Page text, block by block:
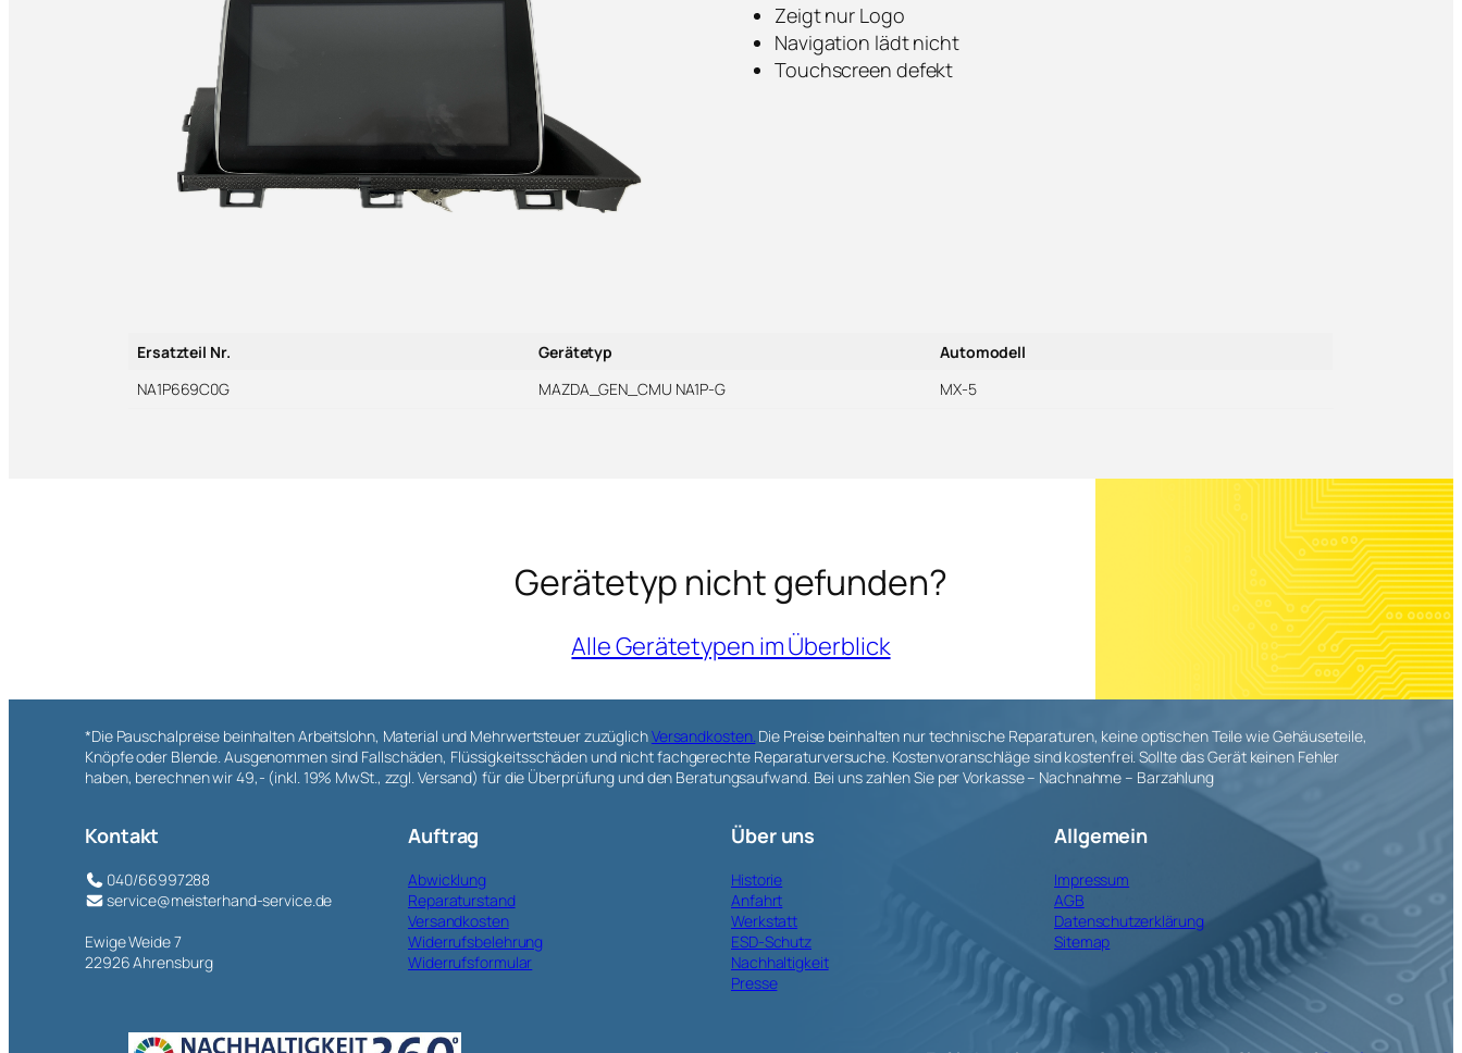
Zeigt nur Logo
Navigation lädt nicht
Touchscreen defekt
Ersatzteil Nr. Gerätetyp
Automodell
NA1P669C0G
MAZDA_GEN_CMU NA1P-G MX-5
Gerätetyp nicht gefunden?
Alle Gerätetypen im Überblick
*Die Pauschalpreise beinhalten Arbeitslohn, Material und Mehrwertsteuer zuzüglichVersandkosten. Die Preise beinhalten nur technische Reparaturen, keine optischen Teile wie Gehäuseteile,
Knöpfe oder Blende. Ausgenommen sind Fallschäden, Flüssigkeitsschäden und nicht fachgerechte Reparaturversuche. Kostenvoranschläge sind kostenfrei. Sollte das Gerät keinen Fehler
haben, berechnen wir 49,- (inkl. 19% MwSt., zzgl. Versand) für die Überprüfung und den Beratungsaufwand. Bei uns zahlen Sie per Vorkasse – Nachnahme – Barzahlung
Kontakt
040/66997288
service@meisterhand-service.de
Ewige Weide 7
22926 Ahrensburg
Auftrag
Abwicklung
Reparaturstand
Versandkosten
Widerrufsbelehrung
Widerrufsformular
Über uns
Historie
Anfahrt
Werkstatt
ESD-Schutz
Nachhaltigkeit
Presse
Allgemein
Impressum
AGB
Datenschutzerklärung
Sitemap